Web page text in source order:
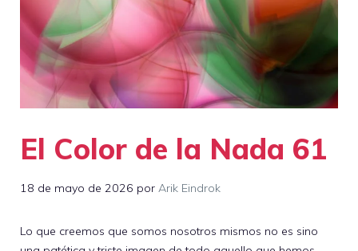
El Color de la Nada 61
18 de mayo de 2026 por Arik Eindrok
Lo que creemos que somos nosotros mismos no es sino